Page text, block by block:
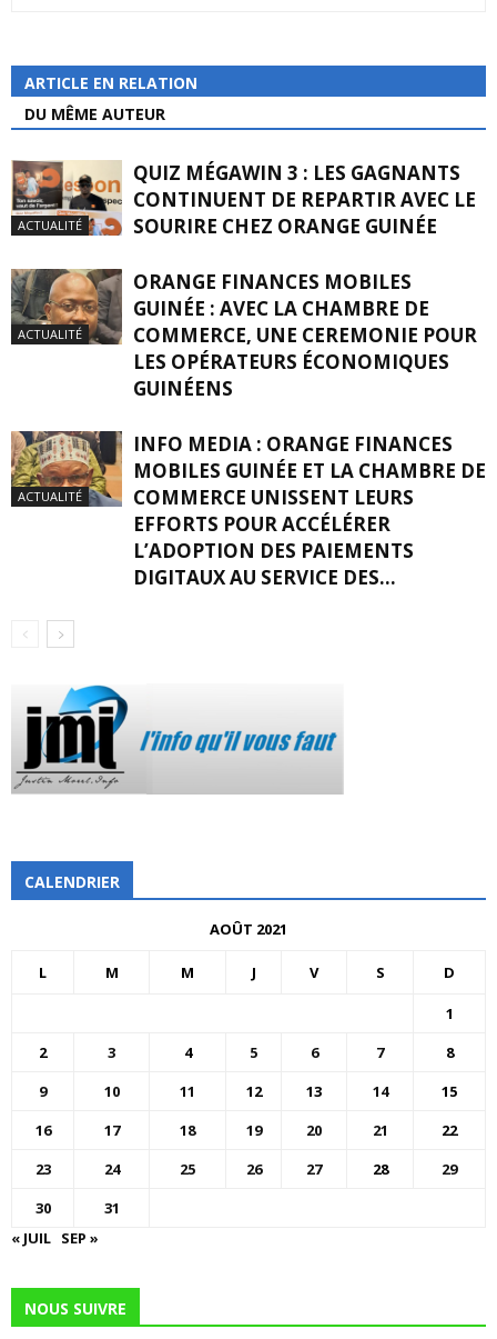
ARTICLE EN RELATION
DU MÊME AUTEUR
ACTUALITÉ
QUIZ MÉGAWIN 3 : LES GAGNANTS
CONTINUENT DE REPARTIR AVEC LE
SOURIRE CHEZ ORANGE GUINÉE
ACTUALITÉ
ORANGE FINANCES MOBILES
GUINÉE : AVEC LA CHAMBRE DE
COMMERCE, UNE CEREMONIE POUR
LES OPÉRATEURS ÉCONOMIQUES
GUINÉENS
ACTUALITÉ
INFO MEDIA : ORANGE FINANCES
MOBILES GUINÉE ET LA CHAMBRE DE
COMMERCE UNISSENT LEURS
EFFORTS POUR ACCÉLÉRER
L’ADOPTION DES PAIEMENTS
DIGITAUX AU SERVICE DES...
CALENDRIER
AOÛT 2021
L M M J V S D
1
2
3 4 5 6 7
8
9
10 11 12 13 14
15
16
17 18 19 20 21
22
23
24 25 26 27 28
29
30
31
« JUIL SEP »
NOUS SUIVRE